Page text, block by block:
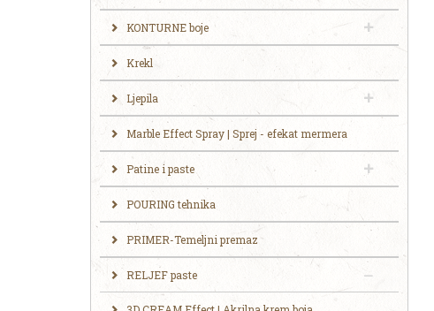
KONTURNE boje
Krekl
Ljepila
Marble Effect Spray | Sprej - efekat mermera
Patine i paste
POURING tehnika
PRIMER-Temeljni premaz
RELJEF paste